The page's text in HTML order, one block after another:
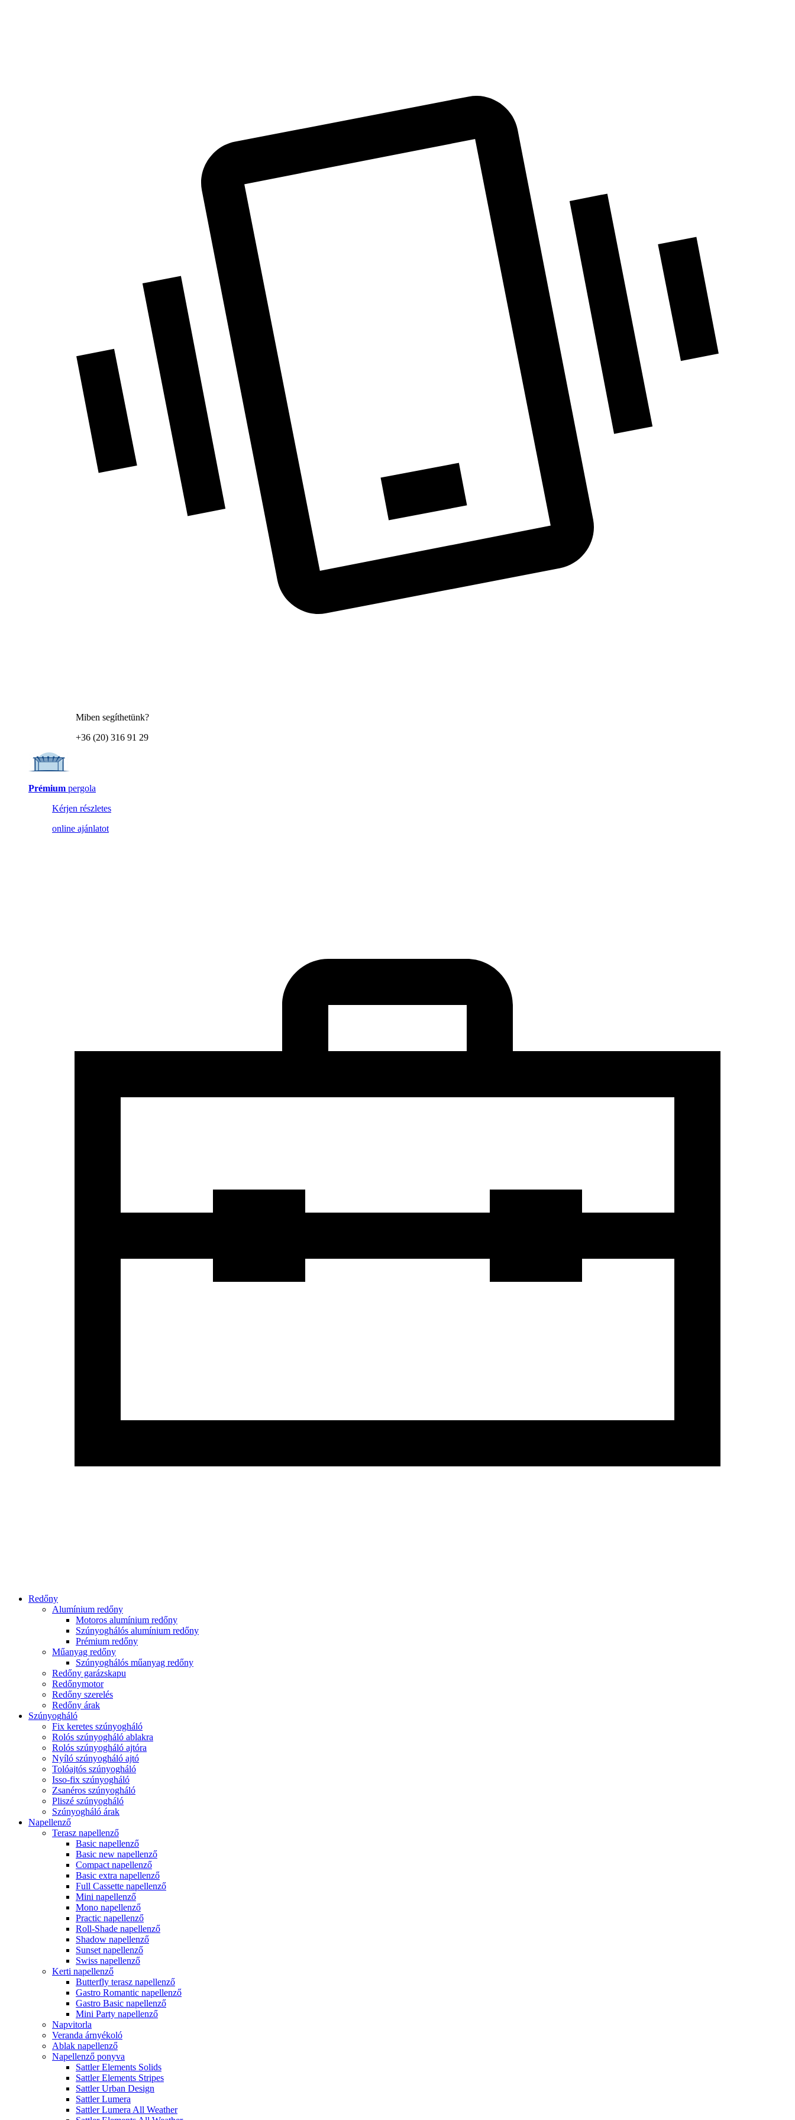
Miben segíthetünk?
+36 (20) 316 91 29
Prémium pergola
Kérjen részletes
online ajánlatot
Redőny
Alumínium redőny
Motoros alumínium redőny
Szúnyoghálós alumínium redőny
Prémium redőny
Műanyag redőny
Szúnyoghálós műanyag redőny
Redőny garázskapu
Redőnymotor
Redőny szerelés
Redőny árak
Szúnyogháló
Fix keretes szúnyogháló
Rolós szúnyogháló ablakra
Rolós szúnyogháló ajtóra
Nyíló szúnyogháló ajtó
Tolóajtós szúnyogháló
Isso-fix szúnyogháló
Zsanéros szúnyogháló
Pliszé szúnyogháló
Szúnyogháló árak
Napellenző
Terasz napellenző
Basic napellenző
Basic new napellenző
Compact napellenző
Basic extra napellenző
Full Cassette napellenző
Mini napellenző
Mono napellenző
Practic napellenző
Roll-Shade napellenző
Shadow napellenző
Sunset napellenző
Swiss napellenző
Kerti napellenző
Butterfly terasz napellenző
Gastro Romantic napellenző
Gastro Basic napellenző
Mini Party napellenző
Napvitorla
Veranda árnyékoló
Ablak napellenző
Napellenző ponyva
Sattler Elements Solids
Sattler Elements Stripes
Sattler Urban Design
Sattler Lumera
Sattler Lumera All Weather